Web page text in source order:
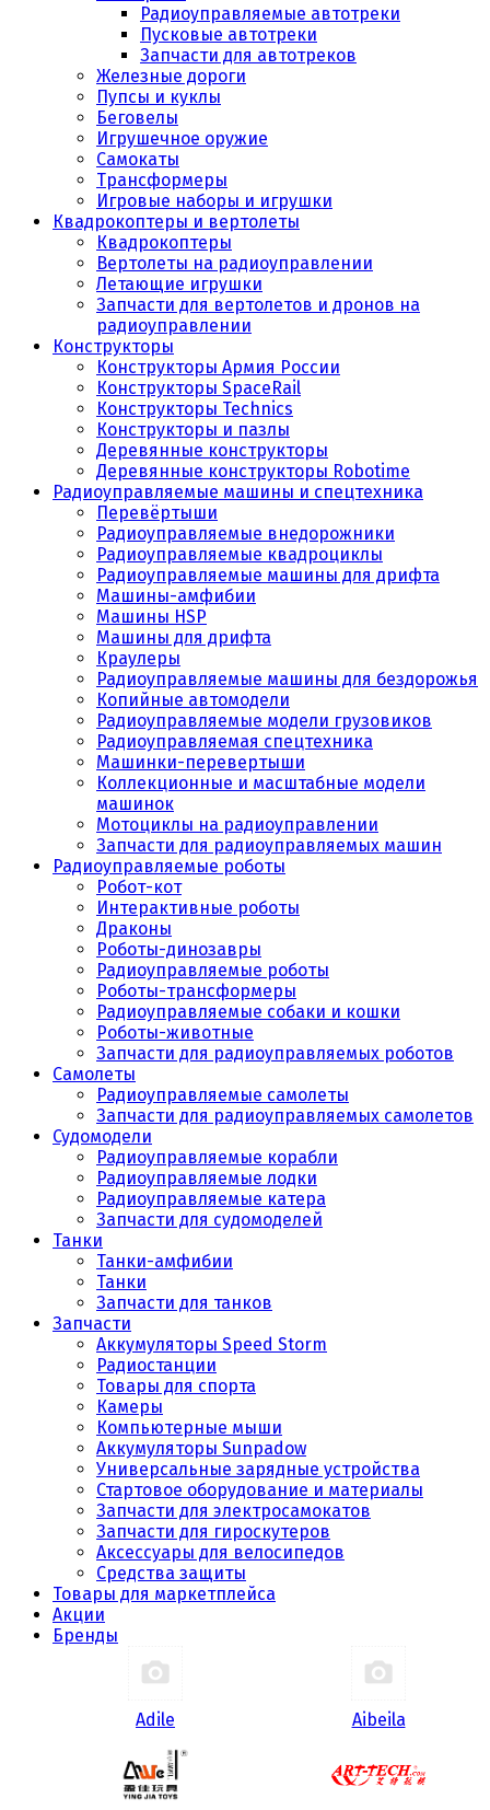
Радиоуправляемые автотреки
Пусковые автотреки
Запчасти для автотреков
Железные дороги
Пупсы и куклы
Беговелы
Игрушечное оружие
Самокаты
Трансформеры
Игровые наборы и игрушки
Квадрокоптеры и вертолеты
Квадрокоптеры
Вертолеты на радиоуправлении
Летающие игрушки
Запчасти для вертолетов и дронов на
радиоуправлении
Конструкторы
Конструкторы Армия России
Конструкторы SpaceRail
Конструкторы Technics
Конструкторы и пазлы
Деревянные конструкторы
Деревянные конструкторы Robotime
Радиоуправляемые машины и спецтехника
Перевёртыши
Радиоуправляемые внедорожники
Радиоуправляемые квадроциклы
Радиоуправляемые машины для дрифта
Машины-амфибии
Машины HSP
Машины для дрифта
Краулеры
Радиоуправляемые машины для бездорожья
Копийные автомодели
Радиоуправляемые модели грузовиков
Радиоуправляемая спецтехника
Машинки-перевертыши
Коллекционные и масштабные модели
машинок
Мотоциклы на радиоуправлении
Запчасти для радиоуправляемых машин
Радиоуправляемые роботы
Робот-кот
Интерактивные роботы
Драконы
Роботы-динозавры
Радиоуправляемые роботы
Роботы-трансформеры
Радиоуправляемые собаки и кошки
Роботы-животные
Запчасти для радиоуправляемых роботов
Самолеты
Радиоуправляемые самолеты
Запчасти для радиоуправляемых самолетов
Судомодели
Радиоуправляемые корабли
Радиоуправляемые лодки
Радиоуправляемые катера
Запчасти для судомоделей
Танки
Танки-амфибии
Танки
Запчасти для танков
Запчасти
Аккумуляторы Speed Storm
Радиостанции
Товары для спорта
Камеры
Компьютерные мыши
Аккумуляторы Sunpadow
Универсальные зарядные устройства
Стартовое оборудование и материалы
Запчасти для электросамокатов
Запчасти для гироскутеров
Аксессуары для велосипедов
Средства защиты
Товары для маркетплейса
Акции
Бренды
Adile Aibeila